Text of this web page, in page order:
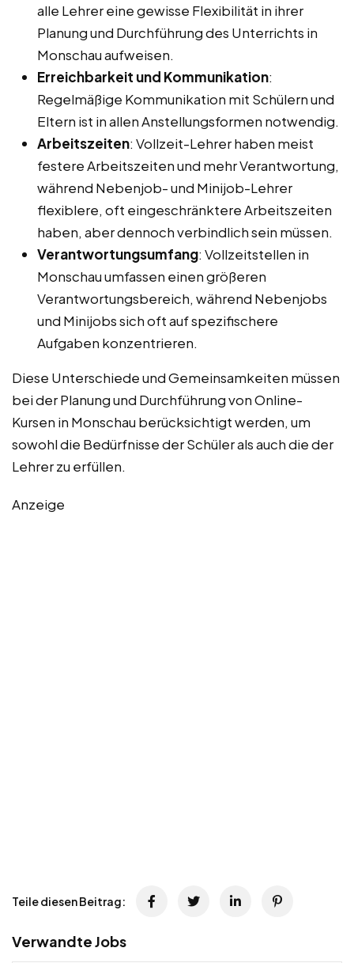
alle Lehrer eine gewisse Flexibilität in ihrer
Planung und Durchführung des Unterrichts in
Monschau aufweisen.
Erreichbarkeit und Kommunikation:
Regelmäßige Kommunikation mit Schülern und
Eltern ist in allen Anstellungsformen notwendig.
Arbeitszeiten: Vollzeit-Lehrer haben meist
festere Arbeitszeiten und mehr Verantwortung,
während Nebenjob- und Minijob-Lehrer
flexiblere, oft eingeschränktere Arbeitszeiten
haben, aber dennoch verbindlich sein müssen.
Verantwortungsumfang: Vollzeitstellen in
Monschau umfassen einen größeren
Verantwortungsbereich, während Nebenjobs
und Minijobs sich oft auf spezifischere
Aufgaben konzentrieren.
Diese Unterschiede und Gemeinsamkeiten müssen
bei der Planung und Durchführung von Online-
Kursen in Monschau berücksichtigt werden, um
sowohl die Bedürfnisse der Schüler als auch die der
Lehrer zu erfüllen.
Anzeige
Teile diesen Beitrag:
Verwandte Jobs